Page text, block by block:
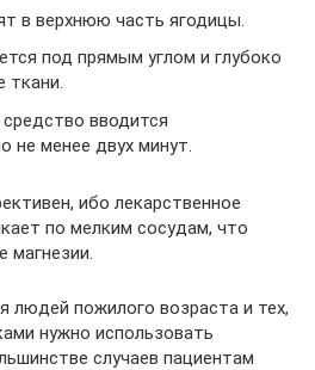
в верхнюю часть ягодицы.
под прямым углом и глубоко
ткани.
вводится
не менее двух минут.
ибо лекарственное
по мелким сосудам, что
магнезии.
людей пожилого возраста и тех,
нужно использовать
случаев пациентам